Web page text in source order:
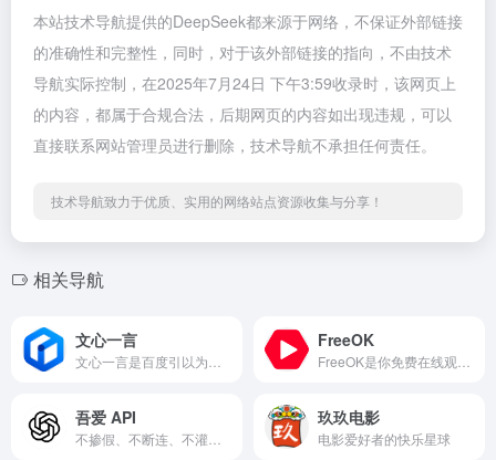
本站技术导航提供的DeepSeek都来源于网络，不保证外部链接
的准确性和完整性，同时，对于该外部链接的指向，不由技术
导航实际控制，在2025年7月24日 下午3:59收录时，该网页上
的内容，都属于合规合法，后期网页的内容如出现违规，可以
直接联系网站管理员进行删除，技术导航不承担任何责任。
技术导航致力于优质、实用的网络站点资源收集与分享！
相关导航
文心一言 FreeOK
吾爱 API 玖玖电影
电影爱好者的快乐星球